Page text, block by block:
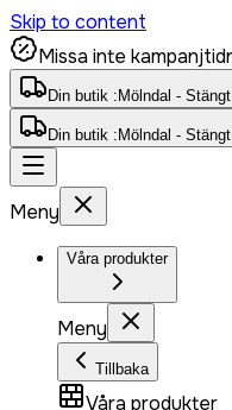
Skip to content
Missa inte
Din butik : Mölndal -
Din butik : Mölndal -
Meny
Våra produkter
Meny
Tillbaka
Våra produkter